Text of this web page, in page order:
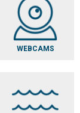
WEBCAMS